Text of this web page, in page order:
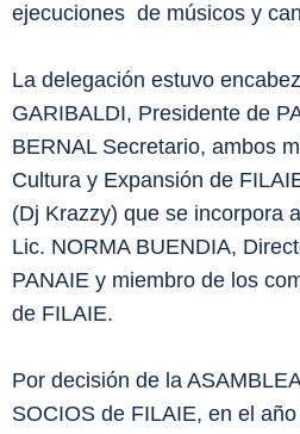
ejecuciones de músicos y
La delegación estuvo
GARIBALDI, Presidente de
BERNAL Secretario, ambos
Cultura y Expansión de
(Dj Krazzy) que se incorpora
Lic. NORMA BUENDIA,
PANAIE y miembro de los
de FILAIE.
Por decisión de la
SOCIOS de FILAIE, en el